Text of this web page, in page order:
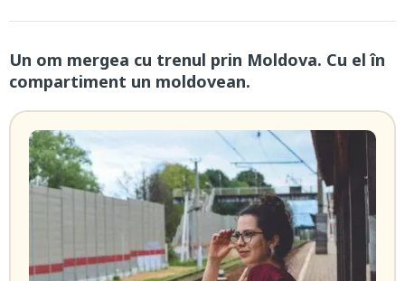
Un om mergea cu trenul prin Moldova. Cu el în
compartiment un moldovean.